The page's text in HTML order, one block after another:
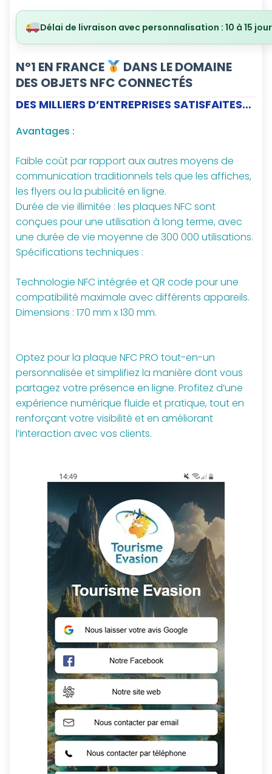
Délai de livraison avec personnalisation : 10 à 15
N°1 EN FRANCE
DANS LE DOMAINE
DES OBJETS NFC CONNECTÉS
DES MILLIERS D’ENTREPRISES SATISFAITES…
Avantages :
Faible coût par rapport aux autres moyens de
communication traditionnels tels que les affiches,
les flyers ou la publicité en ligne.
Durée de vie illimitée : les plaques NFC sont
conçues pour une utilisation à long terme, avec
une durée de vie moyenne de 300 000 utilisations.
Spécifications techniques :
Technologie NFC intégrée et QR code pour une
compatibilité maximale avec différents appareils.
Dimensions : 170 mm x 130 mm.
Optez pour la plaque NFC PRO tout-en-un
personnalisée et simplifiez la manière dont vous
partagez votre présence en ligne. Profitez d’une
expérience numérique fluide et pratique, tout en
renforçant votre visibilité et en améliorant
l’interaction avec vos clients.